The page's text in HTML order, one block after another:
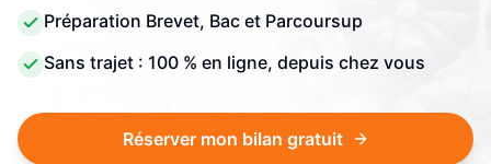
Préparation Brevet, Bac et Parcoursup
Sans trajet : 100 % en ligne, depuis chez vous
Réserver mon bilan gratuit